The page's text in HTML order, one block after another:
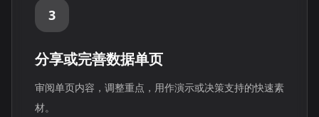
3
分享或完善数据单页
审阅单页内容，调整重点，用作演示或决策支持的快速素
材。